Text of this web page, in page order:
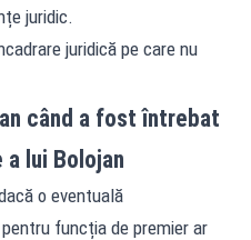
juridic.
juridică pe care nu
când a fost întrebat
lui Bolojan
o eventuală
funcția de premier ar